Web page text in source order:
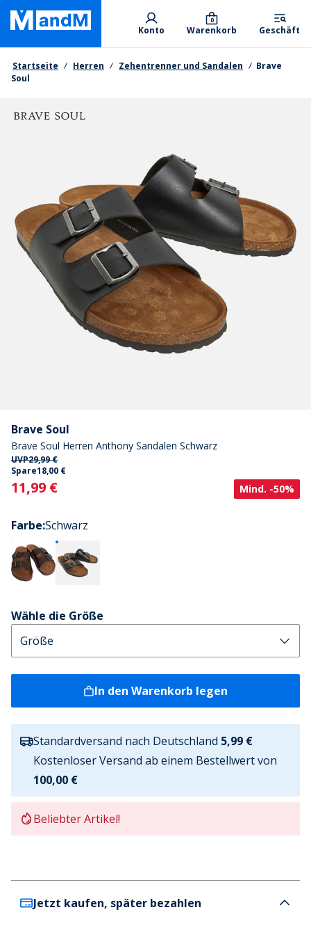
Skip
main
content
Primary departments
Konto Warenkorb
0
Geschäft
Brotkrumen
Startseite Herren Zehentrenner und Sandalen
Brave
Soul
Brave Soul
Brave Soul Herren Anthony Sandalen Schwarz
UVP29,99 €
Spare18,00 €
Current
11,99 € Mind. -50%
Farbe:Schwarz
Wähle die Größe
In den Warenkorb legen
Standardversand nach Deutschland 5,99 €
Kostenloser Versand ab einem Bestellwert von
100,00 €
Beliebter Artikel!
Jetzt kaufen, später bezahlen